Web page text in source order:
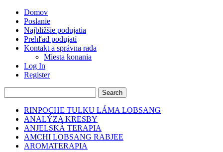
Domov
Poslanie
Najbližšie podujatia
Prehľad podujatí
Kontakt a správna rada
Miesta konania
Log In
Register
RINPOCHE TULKU LÁMA LOBSANG
ANALÝZA KRESBY
ANJELSKÁ TERAPIA
AMCHI LOBSANG RABJEE
AROMATERAPIA